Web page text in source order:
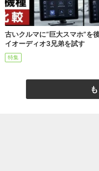
古いクルマに“巨大スマホ”を
イオーディオ3兄弟を試す
特集